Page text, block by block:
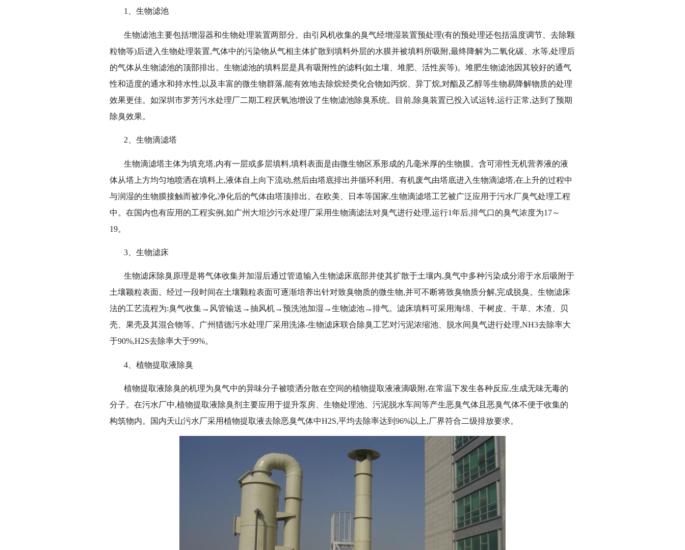
1、生物滤池
生物滤池主要包括增湿器和生物处理装置两部分。由引风机收集的臭气经增湿装置预处理(有的预处理还包括温度调节、去除颗
粒物等)后进入生物处理装置,气体中的污染物从气相主体扩散到填料外层的水膜并被填料所吸附,最终降解为二氧化碳、水等,处理后
的气体从生物滤池的顶部排出。生物滤池的填料层是具有吸附性的滤料(如土壤、堆肥、活性炭等)。堆肥生物滤池因其较好的通气
性和适度的通水和持水性,以及丰富的微生物群落,能有效地去除烷烃类化合物如丙烷、异丁烷,对酯及乙醇等生物易降解物质的处理
效果更佳。如深圳市罗芳污水处理厂二期工程厌氧池增设了生物滤池除臭系统。目前,除臭装置已投入试运转,运行正常,达到了预期
除臭效果。
2、生物滴滤塔
生物滴滤塔主体为填充塔,内有一层或多层填料,填料表面是由微生物区系形成的几毫米厚的生物膜。含可溶性无机营养液的液
体从塔上方均匀地喷洒在填料上,液体自上向下流动,然后由塔底排出并循环利用。有机废气由塔底进入生物滴滤塔,在上升的过程中
与润湿的生物膜接触而被净化,净化后的气体由塔顶排出。在欧美、日本等国家,生物滴滤塔工艺被广泛应用于污水厂臭气处理工程
中。在国内也有应用的工程实例,如广州大坦沙污水处理厂采用生物滴滤法对臭气进行处理,运行1年后,排气口的臭气浓度为17～
19。
3、生物滤床
生物滤床除臭原理是将气体收集并加湿后通过管道输入生物滤床底部并使其扩散于土壤内,臭气中多种污染成分溶于水后吸附于
土壤颖粒表面。经过一段时间在土壤颗粒表面可逐渐培养出针对致臭物质的微生物,并可不断将致臭物质分解,完成脱臭。生物滤床
法的工艺流程为:臭气收集→风管输送→抽风机→预洗池加湿→生物滤池→排气。滤床填料可采用海绵、干树皮、干草、木渣、贝
壳、果壳及其混合物等。广州猎德污水处理厂采用洗涤-生物滤床联合除臭工艺对污泥浓缩池、脱水间臭气进行处理,NH3去除率大
于90%,H2S去除率大于99%。
4、植物提取液除臭
植物提取液除臭的机理为臭气中的异味分子被喷洒分散在空间的植物提取液液滴吸附,在常温下发生各种反应,生成无味无毒的
分子。在污水厂中,植物提取液除臭剂主要应用于提升泵房、生物处理池、污泥脱水车间等产生恶臭气体且恶臭气体不便于收集的
构筑物内。国内天山污水厂采用植物提取液去除恶臭气体中H2S,平均去除率达到96%以上,厂界符合二级排放要求。